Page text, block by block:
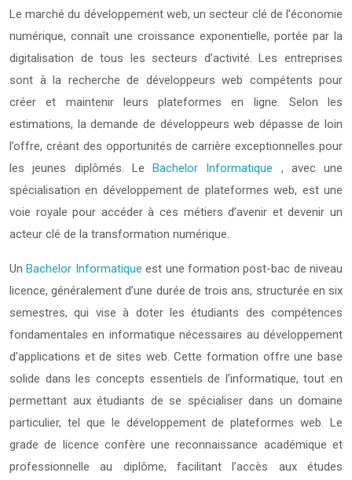
Le marché du développement web, un secteur clé de l’économie
numérique, connaît une croissance exponentielle, portée par la
digitalisation de tous les secteurs d’activité. Les entreprises
sont à la recherche de développeurs web compétents pour
créer et maintenir leurs plateformes en ligne. Selon les
estimations, la demande de développeurs web dépasse de loin
l’offre, créant des opportunités de carrière exceptionnelles pour
les jeunes diplômés. Le Bachelor Informatique , avec une
spécialisation en développement de plateformes web, est une
voie royale pour accéder à ces métiers d’avenir et devenir un
acteur clé de la transformation numérique.
UnBachelor Informatiqueest une formation post-bac de niveau
licence, généralement d’une durée de trois ans, structurée en six
semestres, qui vise à doter les étudiants des compétences
fondamentales en informatique nécessaires au développement
d’applications et de sites web. Cette formation offre une base
solide dans les concepts essentiels de l’informatique, tout en
permettant aux étudiants de se spécialiser dans un domaine
particulier, tel que le développement de plateformes web. Le
grade de licence confère une reconnaissance académique et
professionnelle au diplôme, facilitant l’accès aux études